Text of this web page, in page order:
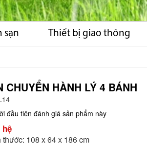
sạn Thiết bị giao thông
CHUYỂN HÀNH LÝ 4 BÁNH
đầu tiên đánh giá sản phẩm này
hệ
thước: 108 x 64 x 186 cm